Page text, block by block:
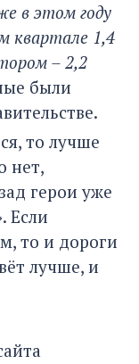
в этом году
квартале 1,4
– 2,2
были
то лучше
нет,
герои уже
Если
то и дороги
лучше, и